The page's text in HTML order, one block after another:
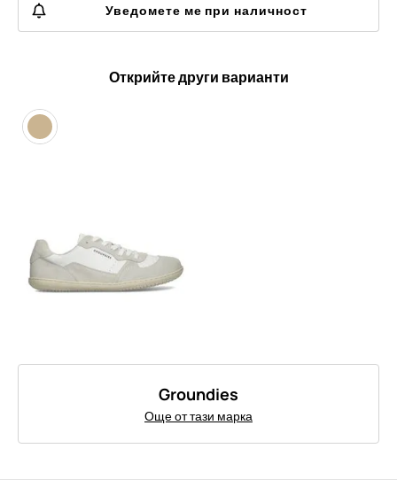
Уведомете ме при наличност
Открийте други варианти
Groundies
Още от тази марка